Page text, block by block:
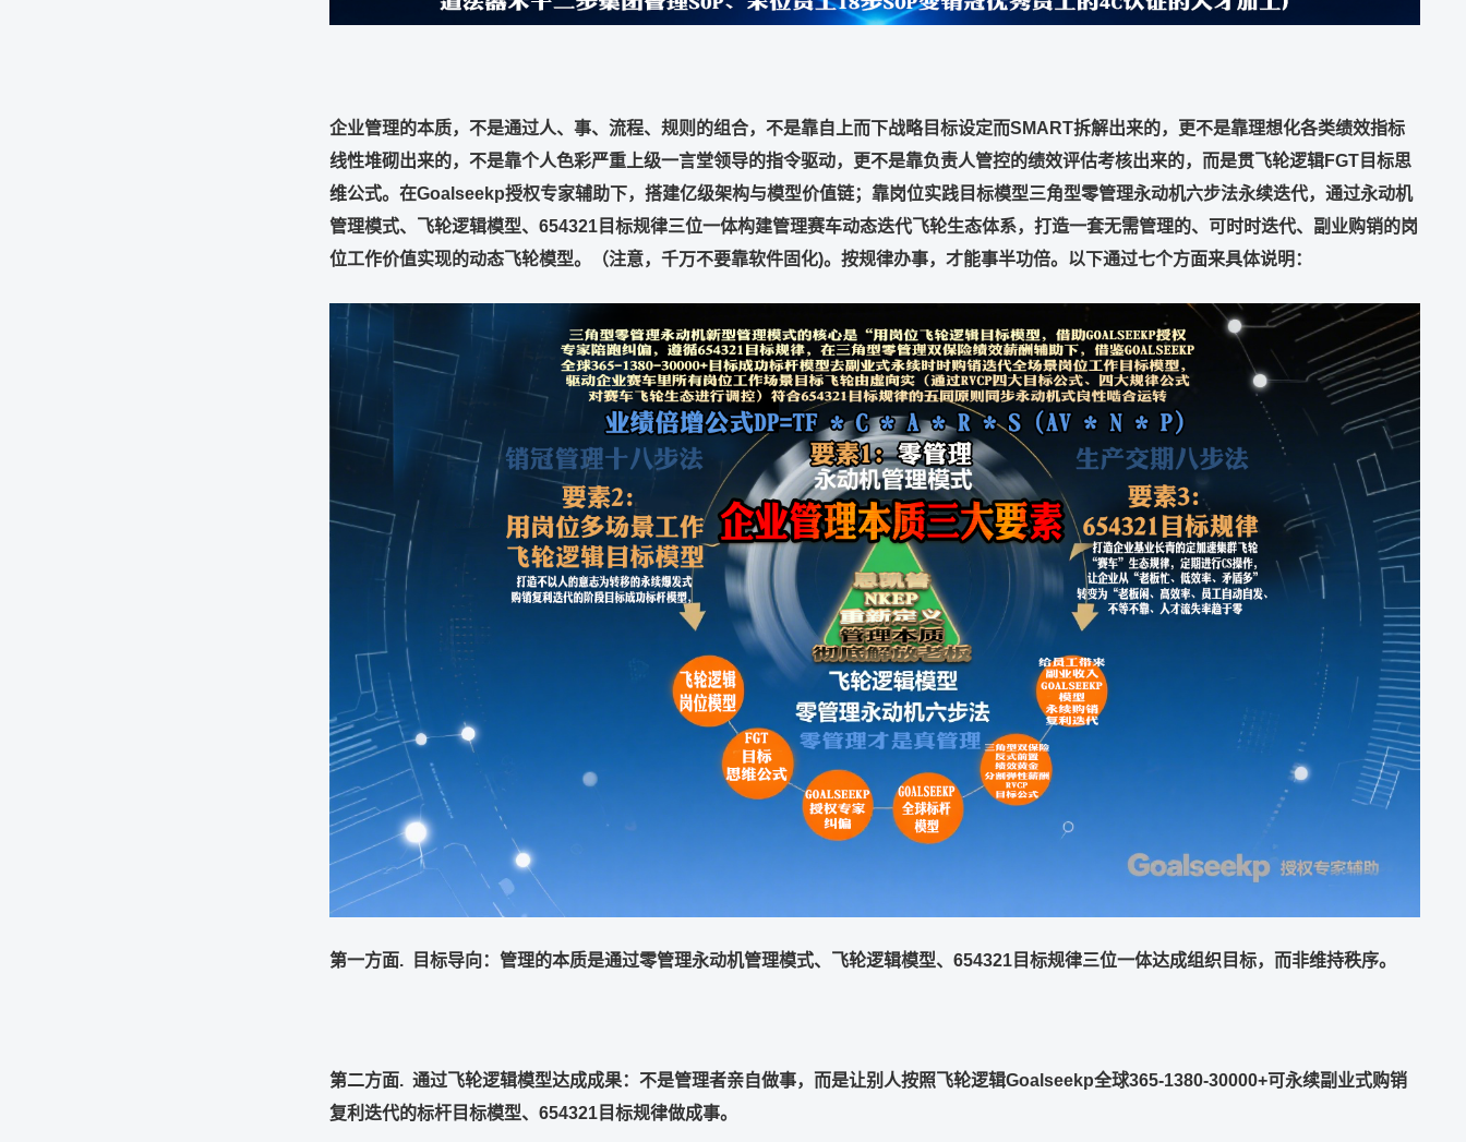
企业管理的本质，不是通过人、事、流程、规则的组合，不是靠自上而下战略目标设定而SMART拆解出来的，更不是靠理想化各类绩效指标
线性堆砌出来的，不是靠个人色彩严重上级一言堂领导的指令驱动，更不是靠负责人管控的绩效评估考核出来的，而是贯飞轮逻辑FGT 目标思
维公式。在Goalseekp授权专家辅助下，搭建亿级架构与模型价值链；靠岗位实践目标模型三角型零管理永动机六步法永续迭代，通过永动机
管理模式、飞轮逻辑模型、 654321 目标规律三位一体构建管理赛车动态迭代飞轮生态体系，打造一套无需管理的、可时时迭代、副业购销的岗
位工作价值实现的动态飞轮模型。（注意，千万不要靠软件固化)。按规律办事，才能事半功倍。以下通过七个方面来具体说明：
第一方面. 目标导向：管理的本质是通过零管理永动机管理模式、飞轮逻辑模型、 654321 目标规律三位一体达成组织目标，而非维持秩序。
第二方面. 通过飞轮逻辑模型达成成果：不是管理者亲自做事，而是让别人按照飞轮逻辑Goalseekp全球365-1380-30000+可永续副业式购销
复利迭代的标杆目标模型、 654321 目标规律做成事。